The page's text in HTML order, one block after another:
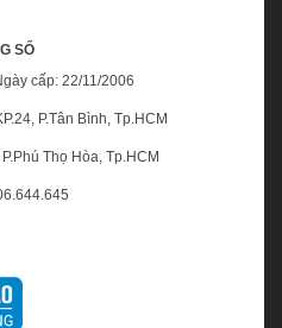
SỐ
cấp: 22/11/2006
P.Tân Bình, Tp.HCM
Thọ Hòa, Tp.HCM